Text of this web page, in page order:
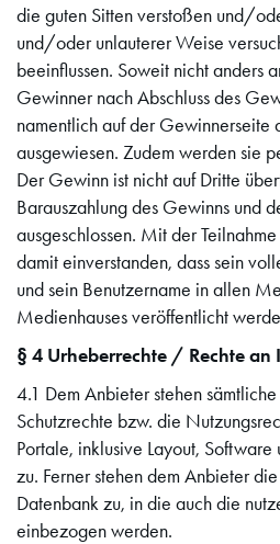
die guten Sitten verstoßen und/
und/oder unlauterer Weise
beeinflussen. Soweit nicht anders
Gewinner nach Abschluss des
namentlich auf der Gewinnerseite
ausgewiesen. Zudem werden sie
Der Gewinn ist nicht auf Dritte
Barauszahlung des Gewinns und
ausgeschlossen. Mit der
damit einverstanden, dass sein
und sein Benutzername in allen
Medienhauses veröffentlicht
§ 4 Urheberrechte / Rechte an
4.1 Dem Anbieter stehen
Schutzrechte bzw. die
Portale, inklusive Layout, Software
zu. Ferner stehen dem Anbieter
Datenbank zu, in die auch die
einbezogen werden.